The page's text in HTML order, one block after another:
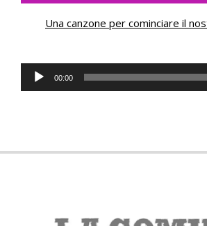
Una canzone per cominciare il
Audio
Player
00:00